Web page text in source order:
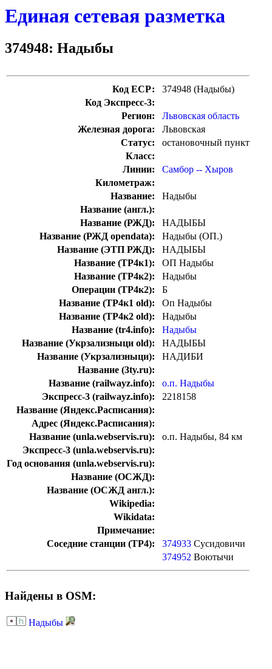
Единая сетевая разметка
374948: Надыбы
Код ЕСР:
374948 (Надыбы)
Код Экспресс-3:
Регион:
Львовская область
Железная дорога:
Львовская
Статус:
остановочный пункт
Класс:
Линии:
Самбор -- Хыров
Километраж:
Название:
Надыбы
Название (англ.):
Название (РЖД):
НАДЫБЫ
Название (РЖД opendata):
Надыбы (ОП.)
Название (ЭТП РЖД):
НАДЫБЫ
Название (ТР4к1):
ОП Надыбы
Название (ТР4к2):
Надыбы
Операции (ТР4к2):
Б
Название (ТР4к1 old):
Оп Надыбы
Название (ТР4к2 old):
Надыбы
Название (tr4.info):
Надыбы
Название (Укрзализныци old):
НАДЫБЫ
Название (Укрзализныци):
НАДИБИ
Название (3ty.ru):
Название (railwayz.info):
о.п. Надыбы
Экспресс-3 (railwayz.info):
2218158
Название (Яндекс.Расписания):
Адрес (Яндекс.Расписания):
Название (unla.webservis.ru):
о.п. Надыбы, 84 км
Экспресс-3 (unla.webservis.ru):
Год основания (unla.webservis.ru):
Название (ОСЖД):
Название (ОСЖД англ.):
Wikipedia:
Wikidata:
Примечание:
Соседние станции (ТР4):
374933 Сусидовичи
374952 Воютычи
Найдены в OSM:
Надыбы